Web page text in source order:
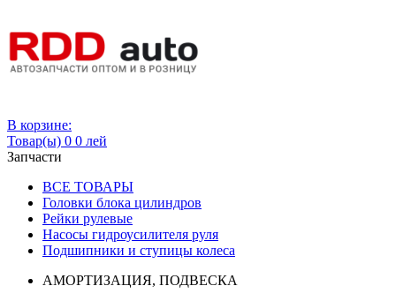
В корзине:
Товар(ы) 0 0 лей
Запчасти
ВСЕ ТОВАРЫ
Головки блока цилиндров
Рейки рулевые
Насосы гидроусилителя руля
Подшипники и ступицы колеса
АМОРТИЗАЦИЯ, ПОДВЕСКА